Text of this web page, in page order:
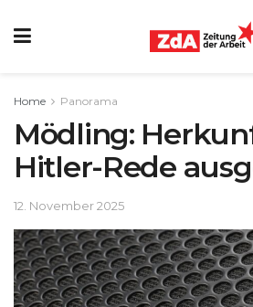
Home Panorama
Mödling:
Hitler-Rede
12. November 2025